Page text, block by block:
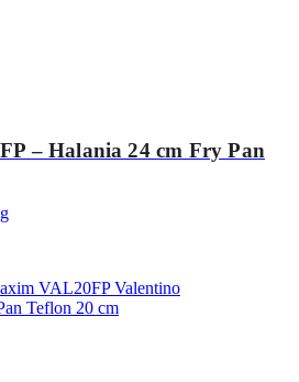
– Halania 24 cm Fry Pan